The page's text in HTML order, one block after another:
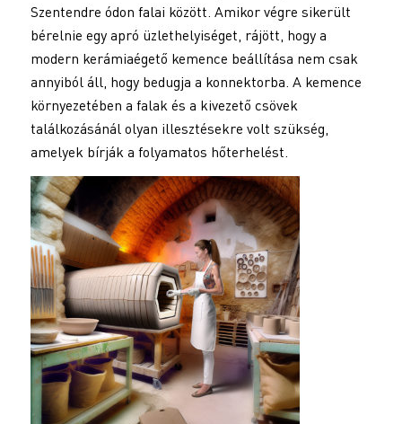
Szentendre ódon falai között. Amikor végre sikerült
bérelnie egy apró üzlethelyiséget, rájött, hogy a
modern kerámiaégető kemence beállítása nem csak
annyiból áll, hogy bedugja a konnektorba. A kemence
környezetében a falak és a kivezető csövek
találkozásánál olyan illesztésekre volt szükség,
amelyek bírják a folyamatos hőterhelést.